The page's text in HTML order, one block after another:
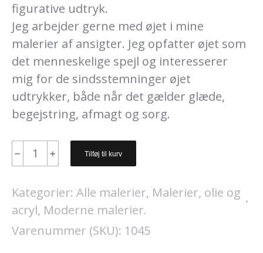
figurative udtryk.
Jeg arbejder gerne med øjet i mine
malerier af ansigter. Jeg opfatter øjet som
det menneskelige spejl og interesserer
mig for de sindsstemninger øjet
udtrykker, både når det gælder glæde,
begejstring, afmagt og sorg.
Friis.
40
x
50
﹣ ﹢ Tilføj til kurv
Kategorier: Alle malerier, Malerier, olie og
acryl, Moderne malerier.
Varenummer (SKU): 1045